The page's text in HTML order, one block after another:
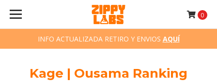
INFO ACTUALIZADA RETIRO Y ENVIOS AQUÍ
0
Kage | Ousama Ranking